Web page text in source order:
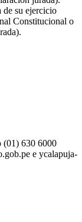
de su ejercicio
Constitucional o
(01) 630 6000
e ycalapuja-